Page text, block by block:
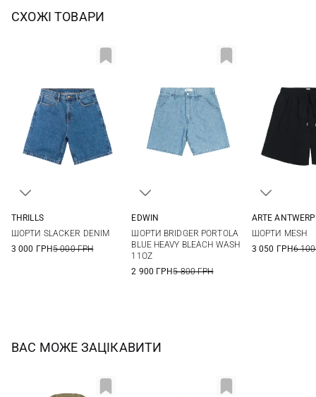
СХОЖІ ТОВАРИ
THRILLS
ШОРТИ SLACKER DENIM
3 000 ГРН5 000 ГРН
34
36
EDWIN
ШОРТИ BRIDGER PORTOLA
BLUE HEAVY BLEACH WASH
11OZ
2 900 ГРН5 800 ГРН
ARTE ANTWERP
ШОРТИ MESH
3 050 ГРН6
ВАС МОЖЕ ЗАЦІКАВИТИ